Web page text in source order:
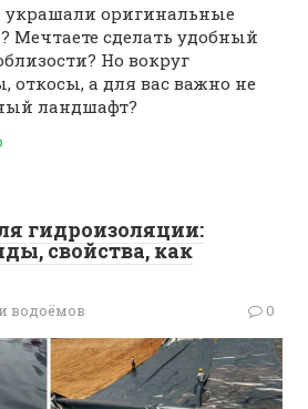
украшали оригинальные
Мечтаете сделать удобный
Но вокруг
откосы, а для вас важно не
ландшафт?
гидроизоляции:
свойства, как
водоёмов 0